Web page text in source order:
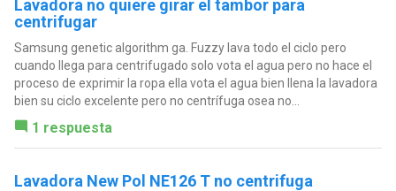
Lavadora no quiere girar el tambor para
centrifugar
Samsung genetic algorithm ga. Fuzzy lava todo el ciclo pero
cuando llega para centrifugado solo vota el agua pero no hace el
proceso de exprimir la ropa ella vota el agua bien llena la lavadora
bien su ciclo excelente pero no centrífuga osea no...
1 respuesta
Lavadora New Pol NE126 T no centrifuga